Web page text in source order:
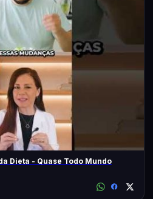
Dieta - Quase Todo Mundo